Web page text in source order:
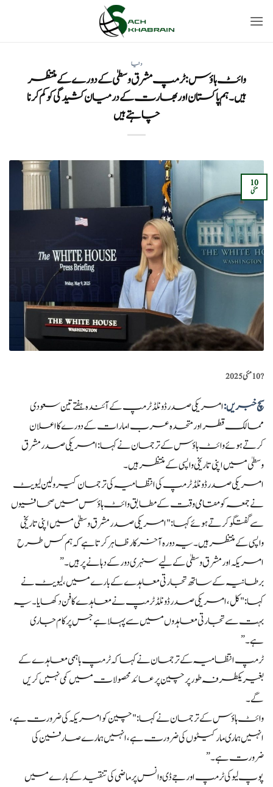
دنیا
وائٹ ہاؤس: ٹرمپ مشرق وسطیٰ کے دورے کے منتظر
ہیں۔ ہم پاکستان اور بھارت کے درمیان کشیدگی کو کم کرنا
چاہتے ہیں
10
مئی
?️10 مئی 2025
سچ خبریں:امریکی صدر ڈونلڈ ٹرمپ کے آئندہ ہفتے تین سعودی
ممالک قطر اور متحدہ عرب امارات کے دورے کا اعلان
کرتے ہوئے وائٹ ہاؤس کے ترجمان نے کہا: امریکی صدر مشرق
وسطیٰ میں اپنی تاریخی واپسی کے منتظر ہیں۔
امریکی صدر ڈونلڈ ٹرمپ کی انتظامیہ کی ترجمان کیرولین لیویٹ
نے جمعہ کو مقامی وقت کے مطابق وائٹ ہاؤس میں صحافیوں
سے گفتگو کرتے ہوئے کہا: "امریکی صدر مشرق وسطیٰ میں اپنی تاریخی
واپسی کے منتظر ہیں۔ یہ دورہ آخرکار ظاہر کرتا ہے کہ ہم کس طرح
امریکہ اور مشرق وسطیٰ کے لیے سنہری دور کے دہانے پر ہیں۔”
برطانیہ کے ساتھ تجارتی معاہدے کے بارے میں، لیویٹ نے
کہا: "کل، امریکی صدر ڈونلڈ ٹرمپ نے معاہدے کا فن دکھایا۔ یہ
بہت سے تجارتی معاہدوں میں سے پہلا ہے جس پر کام جاری
ہے۔”
ٹرمپ انتظامیہ کے ترجمان نے کہا کہ ٹرمپ باہمی معاہدے کے
بغیر یکطرفہ طور پر چین پر عائد محصولات میں کمی نہیں کریں
گے۔
وائٹ ہاؤس کے ترجمان نے کہا: "چین کو امریکہ کی ضرورت ہے،
انہیں ہماری مارکیٹوں کی ضرورت ہے، انہیں ہمارے صارفین کی
ضرورت ہے۔”
پوپ لیو کی ٹرمپ اور جے ڈی وانس پر ماضی کی تنقید کے بارے میں